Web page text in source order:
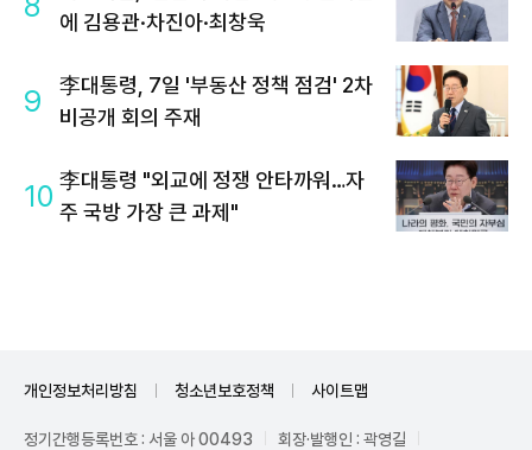
에 김용관·차진아·최창욱
9
李대통령, 7일 '부동산 정책 점검' 2차
비공개 회의 주재
10 李대통령 "외교에 정쟁 안타까워…자
주 국방 가장 큰 과제"
개인정보처리방침 청소년보호정책 사이트맵
정기간행등록번호 : 서울 아 00493
회장·발행인 : 곽영길